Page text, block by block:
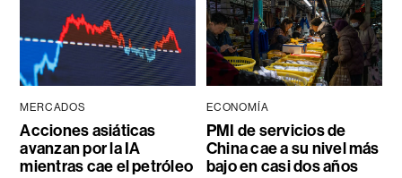
MERCADOS
Acciones asiáticas
avanzan por la IA
mientras cae el petróleo
ECONOMÍA
PMI de servicios de
China cae a su nivel más
bajo en casi dos años